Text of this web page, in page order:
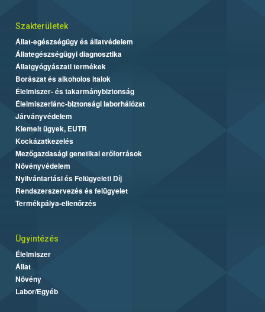
Szakterületek
Állat-egészségügy és állatvédelem
Állategészségügyi diagnosztika
Állatgyógyászati termékek
Borászat és alkoholos italok
Élelmiszer- és takarmánybiztonság
Élelmiszerlánc-biztonsági laborhálózat
Járványvédelem
Kiemelt ügyek, EUTR
Kockázatkezelés
Mezőgazdasági genetikai erőforrások
Növényvédelem
Nyilvántartási és Felügyeleti Díj
Rendszerszervezés és felügyelet
Termékpálya-ellenőrzés
Ügyintézés
Élelmiszer
Állat
Növény
Labor/Egyéb